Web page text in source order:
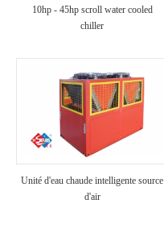
10hp - 45hp scroll water cooled
chiller
Unité d'eau chaude intelligente source
d'air